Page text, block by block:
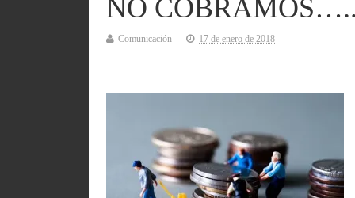
NO COBRAMOS…..
Comunicación 17 de enero de 2018